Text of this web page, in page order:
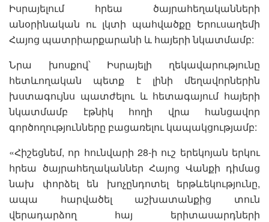
Իսրայելում հրեա ծայրահեղականների
անօրինական ու լկտի պահվածքը Երուսաղեմի
Հայոց պատրիարքարանի և հայերի նկատմամբ:
Նրա խոսքով՝ Իսրայելի ղեկավարությունը
հետևողական պետք է լինի մեղավորներին
խստագույնս պատժելու և հետագայում հայերի
նկատմամբ էթնիկ հողի վրա հանցավոր
գործողությունները բացառելու կապակցությամբ:
«Հիշեցնեմ, որ հունվարի 28-ի ուշ երեկոյան երկու
հրեա ծայրահեղականներ Հայոց Վանքի դիմաց
նախ փորձել են խոչընդոտել երթևեկությունը,
ապա հարվածել աշխատանքից տուն
վերադարձող հայ երիտասարդների